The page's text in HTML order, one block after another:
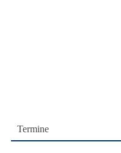
Termine